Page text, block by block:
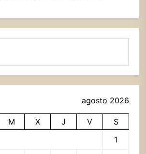
agosto 2026
M X J V
S
1